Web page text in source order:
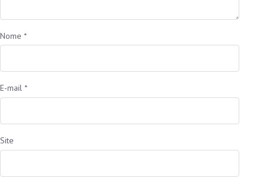
Nome *
E-mail *
Site